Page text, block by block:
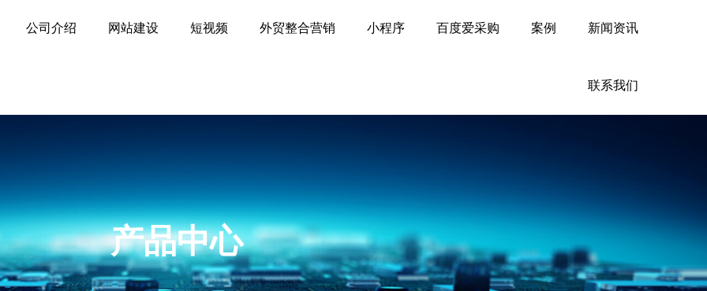
公司介绍 网站建设 短视频 外贸整合营销 小程序 百度爱采购 案例 新闻资讯
联系我们
产品中心